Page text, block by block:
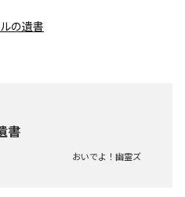
の遺書
書
おいでよ！幽霊ズ